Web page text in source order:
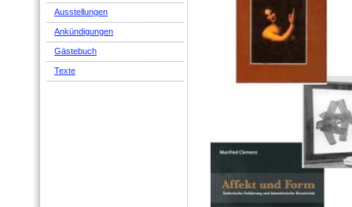
Ausstellungen
Ankündigungen
Gästebuch
Texte